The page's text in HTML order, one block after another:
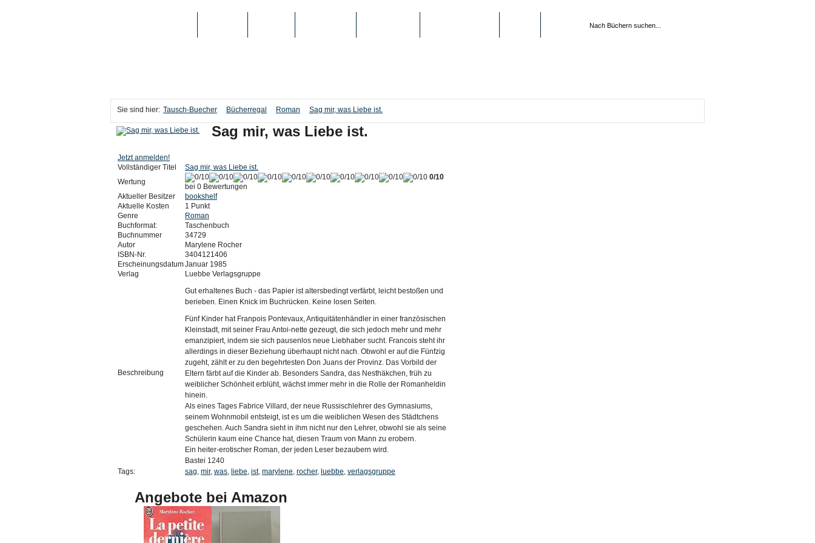
Sie sind hier: Tausch-Buecher Bücherregal Roman Sag mir, was Liebe ist.
Sag mir, was Liebe ist.
Jetzt anmelden!
Vollständiger Titel
Sag mir, was Liebe ist.
Wertung
0/10
bei 0 Bewertungen
Aktueller Besitzer
bookshelf
Aktuelle Kosten
1 Punkt
Genre
Roman
Buchformat:
Taschenbuch
Buchnummer
34729
Autor
Marylene Rocher
ISBN-Nr.
3404121406
ErscheinungsdatumJanuar 1985
Verlag
Luebbe Verlagsgruppe
Beschreibung
Gut erhaltenes Buch - das Papier ist altersbedingt verfärbt, leicht bestoßen und
berieben. Einen Knick im Buchrücken. Keine losen Seiten.
Fünf Kinder hat Franpois Pontevaux, Antiquitätenhändler in einer französischen
Kleinstadt, mit seiner Frau Antoi-nette gezeugt, die sich jedoch mehr und mehr
emanzipiert, indem sie sich pausenlos neue Liebhaber sucht. Francois steht ihr
allerdings in dieser Beziehung überhaupt nicht nach. Obwohl er auf die Fünfzig
zugeht, zählt er zu den begehrtesten Don Juans der Provinz. Das Vorbild der
Eltern färbt auf die Kinder ab. Besonders Sandra, das Nesthäkchen, früh zu
weiblicher Schönheit erblüht, wächst immer mehr in die Rolle der Romanheldin
hinein.
Als eines Tages Fabrice Villard, der neue Russischlehrer des Gymnasiums,
seinem Wohnmobil entsteigt, ist es um die weiblichen Wesen des Städtchens
geschehen. Auch Sandra sieht in ihm nicht nur den Lehrer, obwohl sie als seine
Schülerin kaum eine Chance hat, diesen Traum von Mann zu erobern.
Ein heiter-erotischer Roman, der jeden Leser bezaubern wird.
Bastei 1240
Tags:
sag, mir, was, liebe, ist, marylene, rocher, luebbe, verlagsgruppe
Angebote bei Amazon